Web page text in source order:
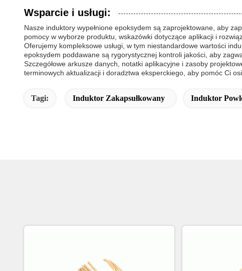
Wsparcie i usługi:
Nasze induktory wypełnione epoksydem są zaprojektowane, aby
pomocy w wyborze produktu, wskazówki dotyczące aplikacji i
Oferujemy kompleksowe usługi, w tym niestandardowe wartości
epoksydem poddawane są rygorystycznej kontroli jakości, aby
Szczegółowe arkusze danych, notatki aplikacyjne i zasoby
terminowych aktualizacji i doradztwa eksperckiego, aby pomóc Ci
Tagi: Induktor Zakapsułkowany Induktor